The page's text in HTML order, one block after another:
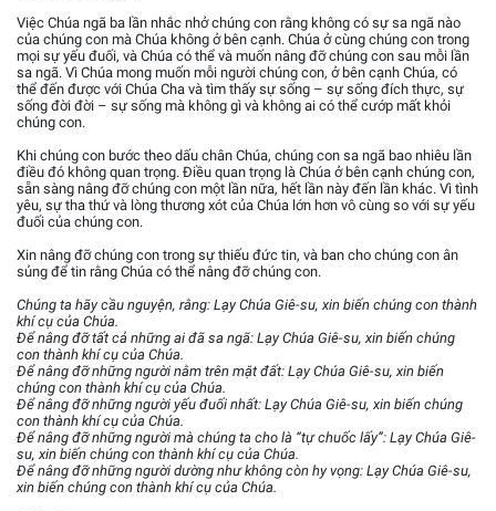
Việc Chúa ngã ba lần nhắc nhở chúng con rằng không có sự sa ngã nào
của chúng con mà Chúa không ở bên cạnh. Chúa ở cùng chúng con trong
mọi sự yếu đuối, và Chúa có thể và muốn nâng đỡ chúng con sau mỗi lần
sa ngã. Vì Chúa mong muốn mỗi người chúng con, ở bên cạnh Chúa, có
thể đến được với Chúa Cha và tìm thấy sự sống – sự sống đích thực, sự
sống đời đời – sự sống mà không gì và không ai có thể cướp mất khỏi
chúng con.
Khi chúng con bước theo dấu chân Chúa, chúng con sa ngã bao nhiêu lần
điều đó không quan trọng. Điều quan trọng là Chúa ở bên cạnh chúng con,
sẵn sàng nâng đỡ chúng con một lần nữa, hết lần này đến lần khác. Vì tình
yêu, sự tha thứ và lòng thương xót của Chúa lớn hơn vô cùng so với sự yếu
đuối của chúng con.
Xin nâng đỡ chúng con trong sự thiếu đức tin, và ban cho chúng con ân
sủng để tin rằng Chúa có thể nâng đỡ chúng con.
Chúng ta hãy cầu nguyện, rằng: Lạy Chúa Giê-su, xin biến chúng con thành
khí cụ của Chúa.
Để nâng đỡ tất cả những ai đã sa ngã: Lạy Chúa Giê-su, xin biến chúng
con thành khí cụ của Chúa.
Để nâng đỡ những người nằm trên mặt đất: Lạy Chúa Giê-su, xin biến
chúng con thành khí cụ của Chúa.
Để nâng đỡ những người yếu đuối nhất: Lạy Chúa Giê-su, xin biến chúng
con thành khí cụ của Chúa.
Để nâng đỡ những người mà chúng ta cho là “tự chuốc lấy”: Lạy Chúa Giê-
su, xin biến chúng con thành khí cụ của Chúa.
Để nâng đỡ những người dường như không còn hy vọng: Lạy Chúa Giê-su,
xin biến chúng con thành khí cụ của Chúa.